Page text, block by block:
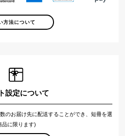
方法について
設定について
のお届け先に配送することができ、短冊を選
品に限ります)